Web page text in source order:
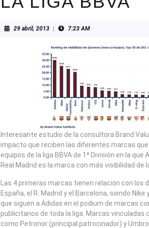
29 abril, 201329
2013
7:23 AM
Interesante estudio de la consultora Brand
impacto que reciben las diferentes marcas
equipos de la liga BBVA de 1ª División en la
Real Madrid es la marca con más visibilidad de
Las 4 primeras marcas tienen relación con los
España, el R. Madrid y el Barcelona, siendo
que siguen a Adidas en el podium de marcas
publicitarios de toda la liga. Marcas vinculadas
como Petronor (principal patrocinador) y